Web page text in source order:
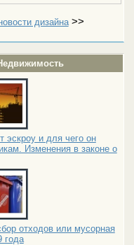
дизайна>>
эскроу и для чего он
Изменения в законе о
отходов или мусорная
года